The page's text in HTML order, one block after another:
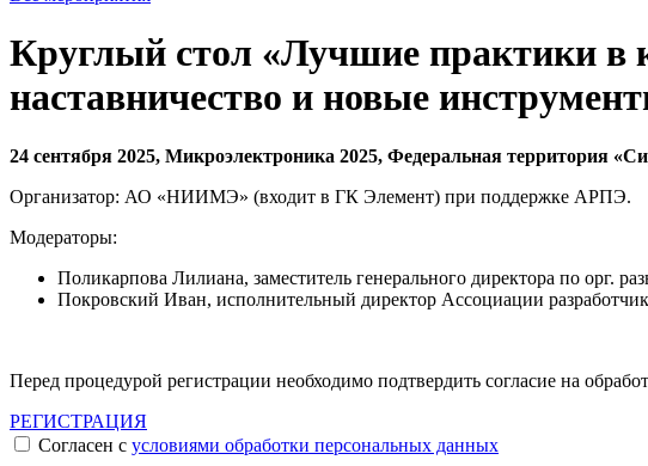
Круглый стол «Лучшие практики в
наставничество и новые
24 сентября 2025, Микроэлектроника 2025, Федеральная территория
Организатор: АО «НИИМЭ» (входит в ГК Элемент) при поддержке АРПЭ.
Модераторы:
Поликарпова Лилиана, заместитель генерального директора по
Покровский Иван, исполнительный директор Ассоциации
Перед процедурой регистрации необходимо подтвердить согласие на
РЕГИСТРАЦИЯ
Согласен с условиями обработки персональных данных